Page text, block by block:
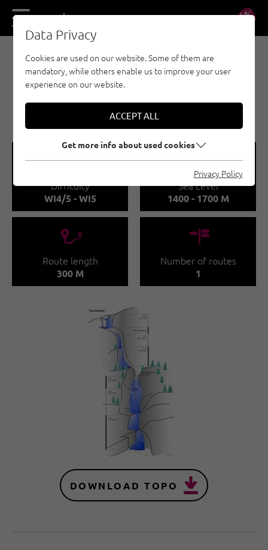
DE EN
E-BIKE & CLIMB - NAUDERS - TYROLEAN
OBERLAND - KAUNERTAL - ICE CLIMBING
WOLFSKEHR -
KAUNERTAL
🞽
Difficulty
WI4/5 - WI5
🞱
Sea Level
1400 - 1700 M
🔹
Route length
300 M
🍫
Number of routes
1
DOWNLOAD TOPO
Data Privacy
Cookies are used on our website. Some of them are
mandatory, while others enable us to improve your user
experience on our website.
ACCEPT ALL
Get more info about used cookies
Privacy Policy